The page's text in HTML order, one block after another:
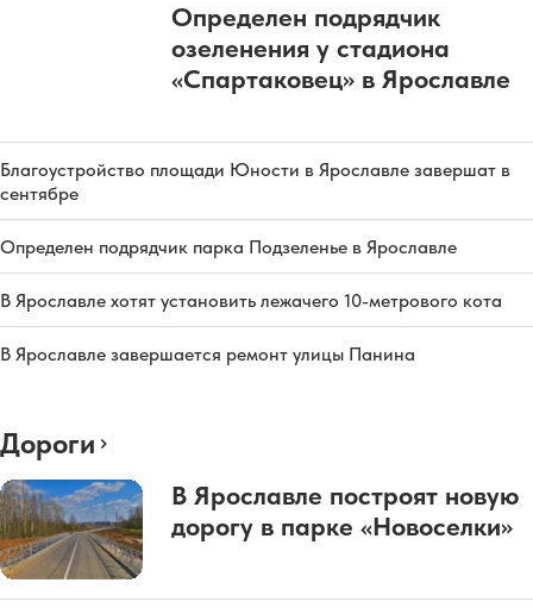
Определен подрядчик
озеленения у стадиона
«Спартаковец» в Ярославле
Благоустройство площади Юности в Ярославле завершат в
сентябре
Определен подрядчик парка Подзеленье в Ярославле
В Ярославле хотят установить лежачего 10-метрового кота
В Ярославле завершается ремонт улицы Панина
Дороги
В Ярославле построят новую
дорогу в парке «Новоселки»